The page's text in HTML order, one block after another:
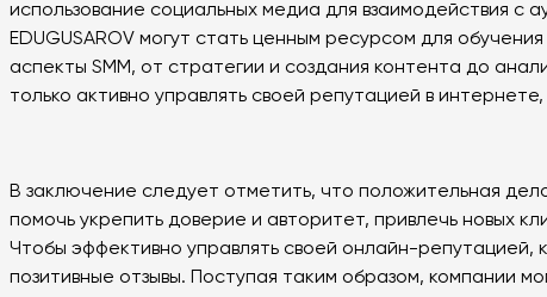
использование социальных медиа для взаимодействия
EDUGUSAROV могут стать ценным ресурсом для
аспекты SMM, от стратегии и создания контента до
только активно управлять своей репутацией в
В заключение следует отметить, что положительная
помочь укрепить доверие и авторитет, привлечь новых
Чтобы эффективно управлять своей онлайн-
позитивные отзывы. Поступая таким образом, компании